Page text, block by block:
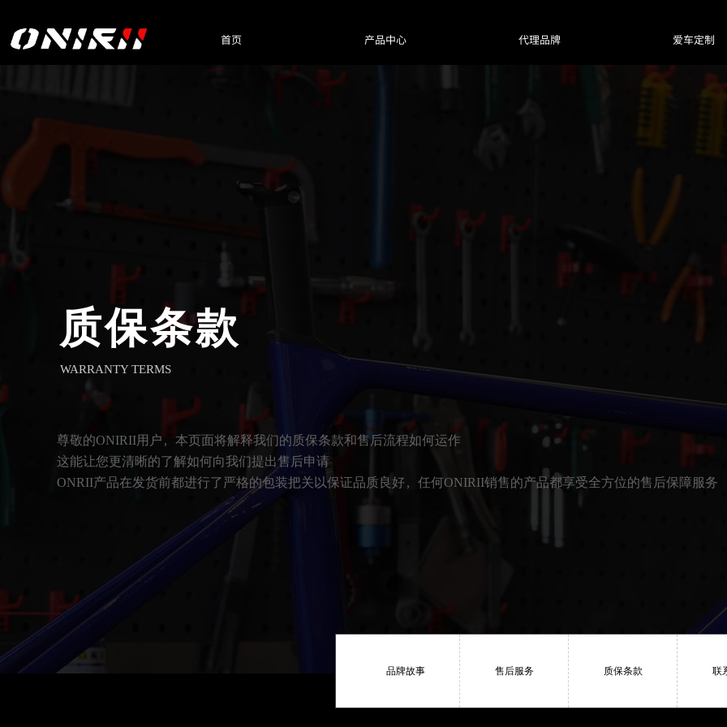
质保条款
WARRANTY TERMS
尊敬的ONIRII用户，本页面将解释我们的质保条款和售后流程如何运作
这能让您更清晰的了解如何向我们提出售后申请
ONRII产品在发货前都进行了严格的包装把关以保证品质良好， 任何ONIRII销售的产品都享受全方位的售后保障服务
品牌故事 售后服务 质保条款 联
首页 产品中心 代理品牌 爱车定制